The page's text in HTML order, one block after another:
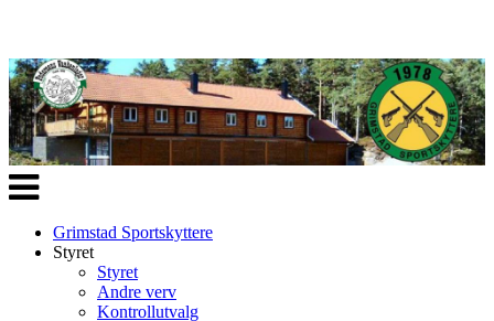
Veksle
navigasjon
Grimstad Sportskyttere
Styret
Styret
Andre verv
Kontrollutvalg